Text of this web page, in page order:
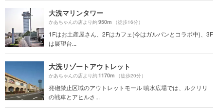
大洗マリンタワー
かあちゃんの店より約950m （徒歩16分）
1Fはお土産屋さん、2Fはカフェ(今はガルパンとコラボ中)、3F
は展望台...
大洗リゾートアウトレット
かあちゃんの店より約1170m （徒歩20分）
発砲禁止区域のアウトレットモール 噴水広場では、ルクリリ
の戦車とアヒルさ...